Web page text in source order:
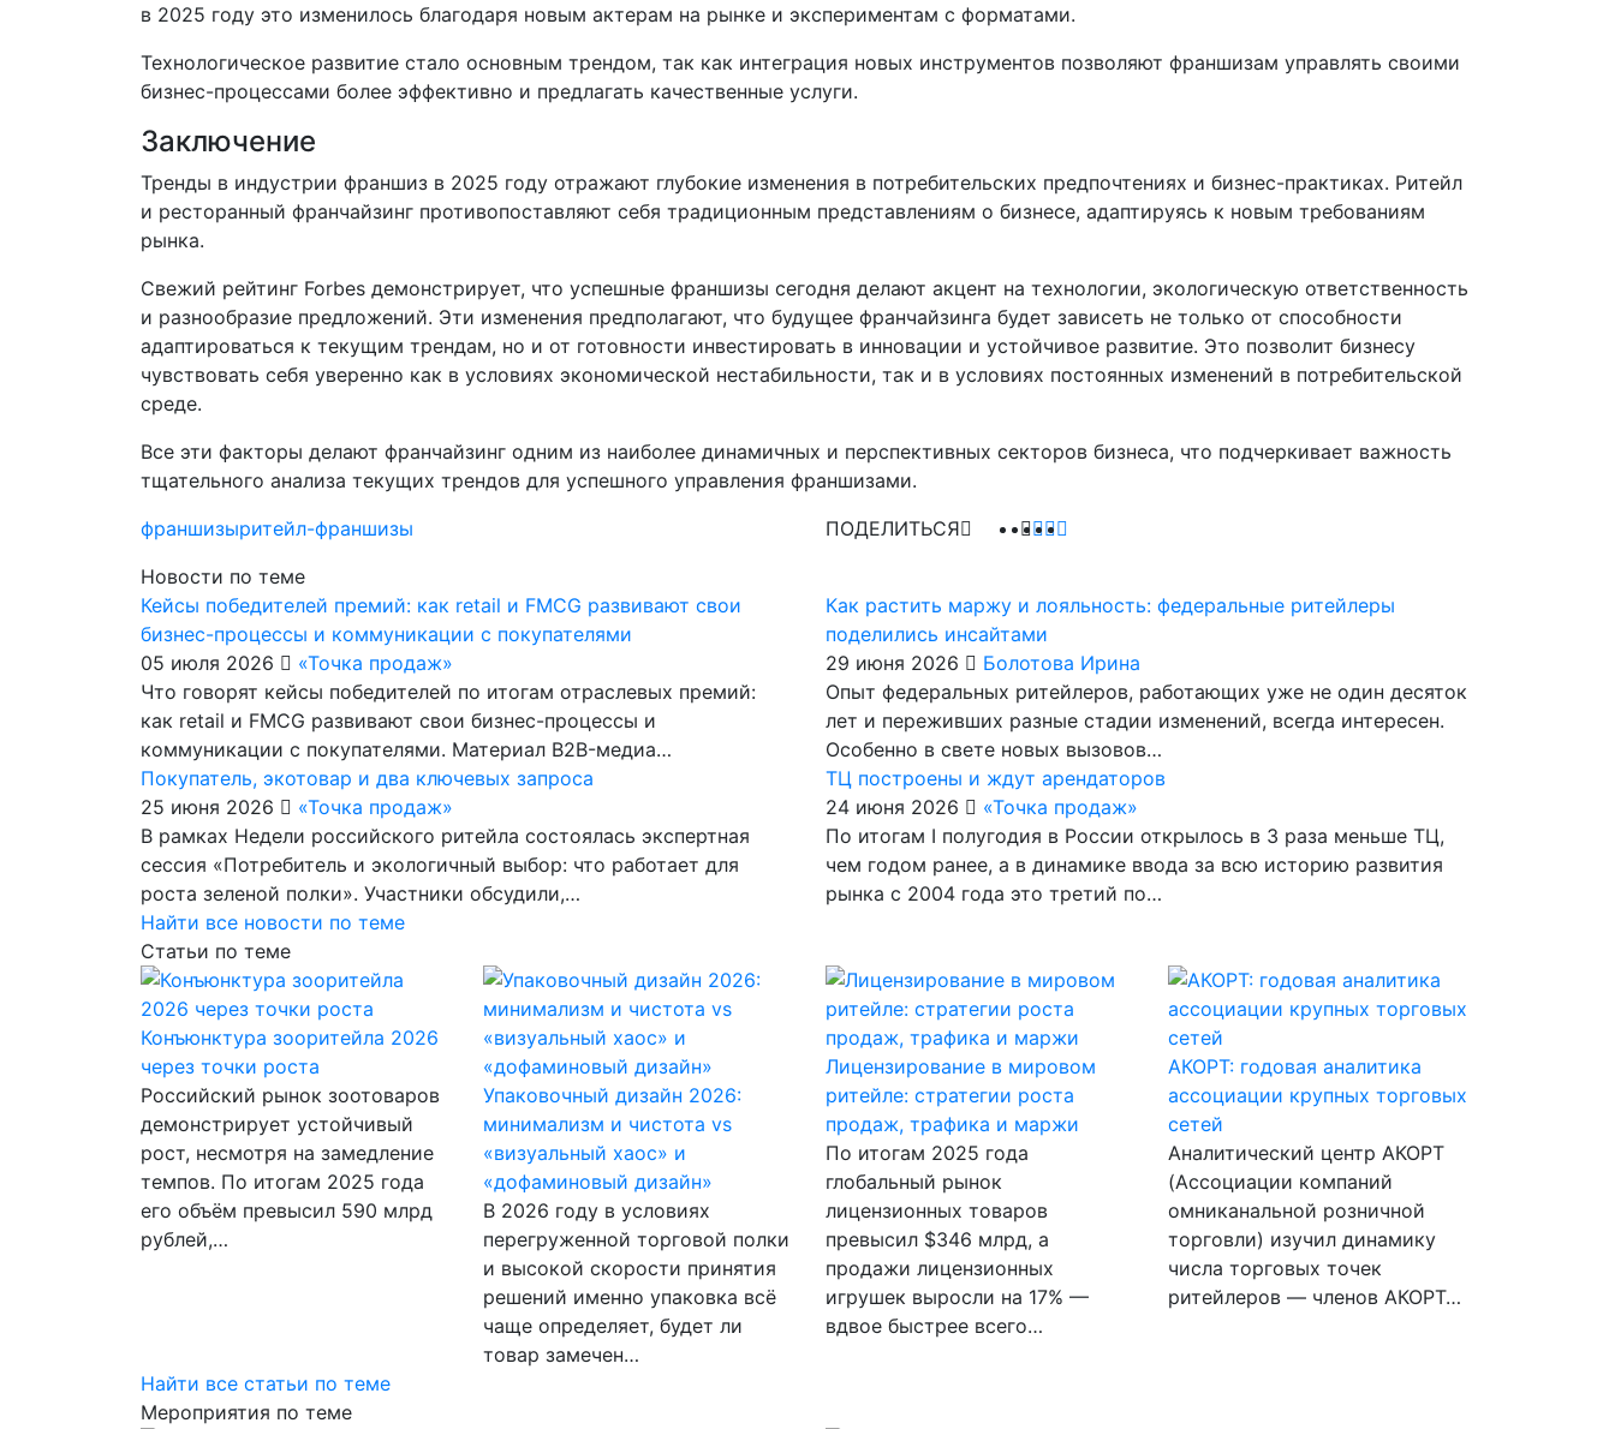
в 2025 году это изменилось благодаря новым актерам на рынке и экспериментам с форматами.
Технологическое развитие стало основным трендом, так как интеграция новых инструментов позволяют франшизам управлять своими
бизнес-процессами более эффективно и предлагать качественные услуги.
Заключение
Тренды в индустрии франшиз в 2025 году отражают глубокие изменения в потребительских предпочтениях и бизнес-практиках. Ритейл
и ресторанный франчайзинг противопоставляют себя традиционным представлениям о бизнесе, адаптируясь к новым требованиям
рынка.
Свежий рейтинг Forbes демонстрирует, что успешные франшизы сегодня делают акцент на технологии, экологическую ответственность
и разнообразие предложений. Эти изменения предполагают, что будущее франчайзинга будет зависеть не только от способности
адаптироваться к текущим трендам, но и от готовности инвестировать в инновации и устойчивое развитие. Это позволит бизнесу
чувствовать себя уверенно как в условиях экономической нестабильности, так и в условиях постоянных изменений в потребительской
среде.
Все эти факторы делают франчайзинг одним из наиболее динамичных и перспективных секторов бизнеса, что подчеркивает важность
тщательного анализа текущих трендов для успешного управления франшизами.
франшизыритейл-франшизы
ПОДЕЛИТЬСЯ
Новости по теме
Кейсы победителей премий: как retail и FMCG развивают свои
бизнес-процессы и коммуникации с покупателями
05 июля 2026
«Точка продаж»
Что говорят кейсы победителей по итогам отраслевых премий:
как retail и FMCG развивают свои бизнес-процессы и
коммуникации с покупателями. Материал B2B-медиа…
Как растить маржу и лояльность: федеральные ритейлеры
поделились инсайтами
29 июня 2026
Болотова Ирина
Опыт федеральных ритейлеров, работающих уже не один десяток
лет и переживших разные стадии изменений, всегда интересен.
Особенно в свете новых вызовов…
Покупатель, экотовар и два ключевых запроса
25 июня 2026
«Точка продаж»
В рамках Недели российского ритейла состоялась экспертная
сессия «Потребитель и экологичный выбор: что работает для
роста зеленой полки». Участники обсудили,…
ТЦ построены и ждут арендаторов
24 июня 2026
«Точка продаж»
По итогам I полугодия в России открылось в 3 раза меньше ТЦ,
чем годом ранее, а в динамике ввода за всю историю развития
рынка с 2004 года это третий по…
Найти все новости по теме
Статьи по теме
Конъюнктура зооритейла 2026
через точки роста
Российский рынок зоотоваров
демонстрирует устойчивый
рост, несмотря на замедление
темпов. По итогам 2025 года
его объём превысил 590 млрд
рублей,…
Упаковочный дизайн 2026:
минимализм и чистота vs
«визуальный хаос» и
«дофаминовый дизайн»
В 2026 году в условиях
перегруженной торговой полки
и высокой скорости принятия
решений именно упаковка всё
чаще определяет, будет ли
товар замечен…
Лицензирование в мировом
ритейле: стратегии роста
продаж, трафика и маржи
По итогам 2025 года
глобальный рынок
лицензионных товаров
превысил $346 млрд, а
продажи лицензионных
игрушек выросли на 17% —
вдвое быстрее всего…
АКОРТ: годовая аналитика
ассоциации крупных торговых
сетей
Аналитический центр АКОРТ
(Ассоциации компаний
омниканальной розничной
торговли) изучил динамику
числа торговых точек
ритейлеров — членов АКОРТ…
Найти все статьи по теме
Мероприятия по теме